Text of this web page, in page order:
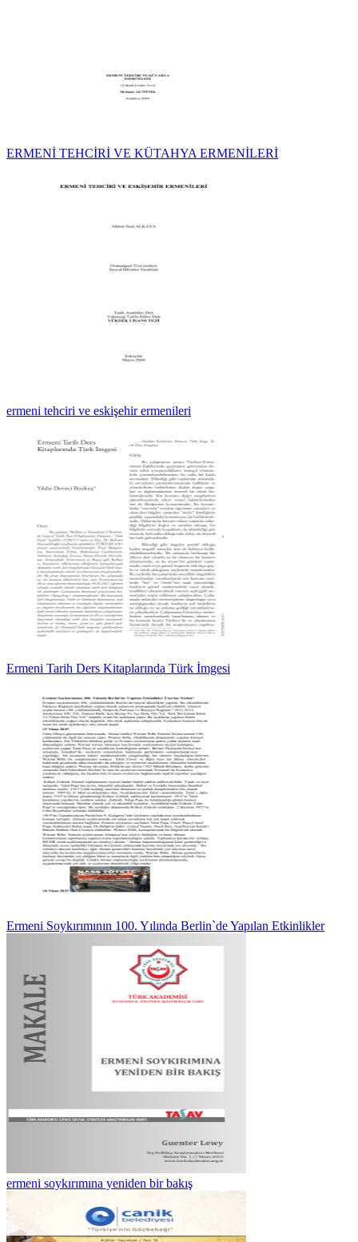
ERMENİ TEHCİRİ VE KÜTAHYA ERMENİLERİ
ermeni tehciri ve eskişehir ermenileri
Ermeni Tarih Ders Kitaplarında Türk İmgesi
Ermeni Soykırımının 100. Yılında Berlin`de Yapılan Etkinlikler
ermeni soykırımına yeniden bir bakış